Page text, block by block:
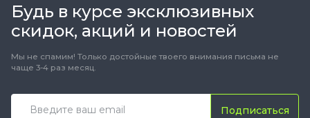
Будь в курсе эксклюзивных
скидок, акций и новостей
Мы не спамим! Только достойные твоего внимания письма не
чаще 3-4 раз месяц.
Подписаться